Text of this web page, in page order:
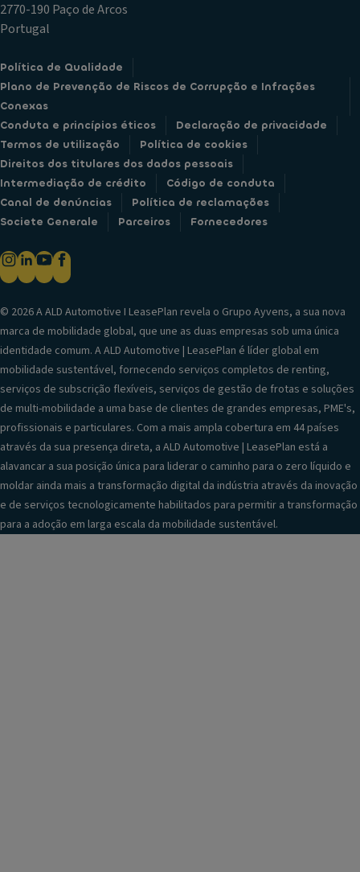
2770-190 Paço de Arcos
Portugal
Política de Qualidade
Plano de Prevenção de Riscos de Corrupção e Infrações
Conexas
Conduta e princípios éticos
Declaração de privacidade
Termos de utilização
Política de cookies
Direitos dos titulares dos dados pessoais
Intermediação de crédito
Código de conduta
Canal de denúncias
Política de reclamações
Societe Generale
Parceiros Fornecedores
© 2026 A ALD Automotive I LeasePlan revela o Grupo Ayvens, a sua nova
marca de mobilidade global, que une as duas empresas sob uma única
identidade comum. A ALD Automotive | LeasePlan é líder global em
mobilidade sustentável, fornecendo serviços completos de renting,
serviços de subscrição flexíveis, serviços de gestão de frotas e soluções
de multi-mobilidade a uma base de clientes de grandes empresas, PME's,
profissionais e particulares. Com a mais ampla cobertura em 44 países
através da sua presença direta, a ALD Automotive | LeasePlan está a
alavancar a sua posição única para liderar o caminho para o zero líquido e
moldar ainda mais a transformação digital da indústria através da inovação
e de serviços tecnologicamente habilitados para permitir a transformação
para a adoção em larga escala da mobilidade sustentável.